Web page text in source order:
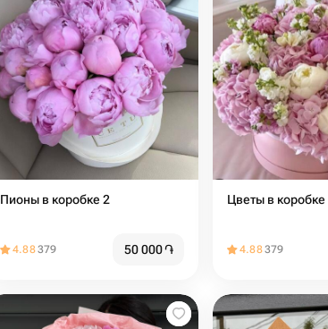
Пионы в коробке 2
4.88379 50 000֏
Цветы в коробке
4.88379